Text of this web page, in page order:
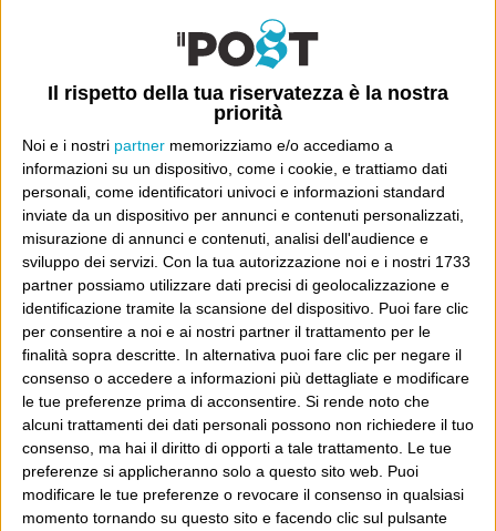
Il rispetto della tua riservatezza è la nostra
priorità
Noi e i nostri partner memorizziamo e/o accediamo a
informazioni su un dispositivo, come i cookie, e trattiamo dati
personali, come identificatori univoci e informazioni standard
inviate da un dispositivo per annunci e contenuti personalizzati,
misurazione di annunci e contenuti, analisi dell'audience e
sviluppo dei servizi. Con la tua autorizzazione noi e i nostri 1733
partner possiamo utilizzare dati precisi di geolocalizzazione e
identificazione tramite la scansione del dispositivo. Puoi fare clic
per consentire a noi e ai nostri partner il trattamento per le
finalità sopra descritte. In alternativa puoi fare clic per negare il
consenso o accedere a informazioni più dettagliate e modificare
le tue preferenze prima di acconsentire. Si rende noto che
alcuni trattamenti dei dati personali possono non richiedere il tuo
consenso, ma hai il diritto di opporti a tale trattamento. Le tue
preferenze si applicheranno solo a questo sito web. Puoi
modificare le tue preferenze o revocare il consenso in qualsiasi
momento tornando su questo sito e facendo clic sul pulsante